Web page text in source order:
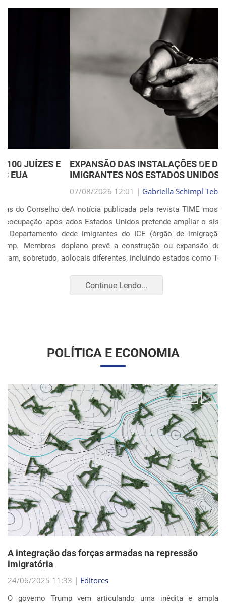
EXPANSÃO DAS INSTALAÇÕES DE DETENÇÃO DE
IMIGRANTES NOS ESTADOS UNIDOS
07/08/2026 12:01 |Gabriella Schimpl Tebar Anunciação
A notícia publicada pela revista TIME mostra que o governo
dos Estados Unidos pretende ampliar o sistema de detenção
de imigrantes do ICE (órgão de imigração e alfândega). O
plano prevê a construção ou expansão de unidades em 14
locais diferentes, incluindo estados como Texas, F...
Anterior
imigratória
24/06/2025 11:33 |
O governo Trump vem articulando uma inédita e ampla
mobilização da Guarda Nacional para atuar diretamente em